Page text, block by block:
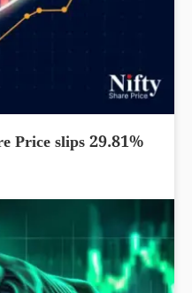
Price slips 29.81%